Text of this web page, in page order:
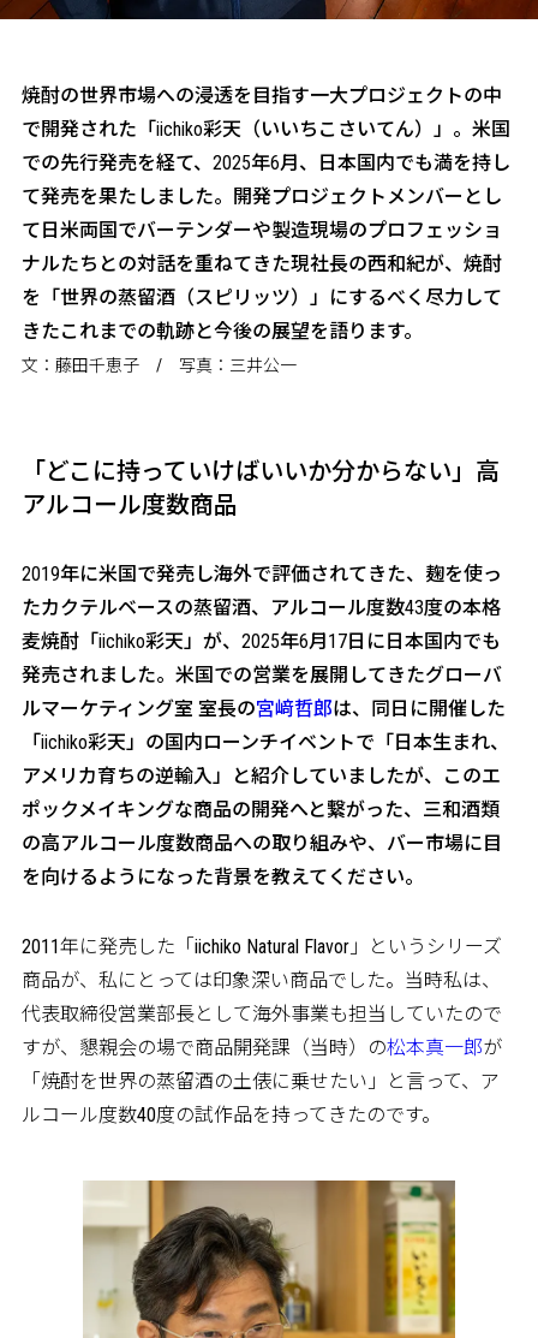
焼酎の世界市場への浸透を目指す一大プロジェクトの中
で開発された「iichiko彩天（いいちこさいてん）」。米国
での先行発売を経て、2025年6月、日本国内でも満を持し
て発売を果たしました。開発プロジェクトメンバーとし
て日米両国でバーテンダーや製造現場のプロフェッショ
ナルたちとの対話を重ねてきた現社長の西和紀が、焼酎
を「世界の蒸留酒（スピリッツ）」にするべく尽力して
きたこれまでの軌跡と今後の展望を語ります。
文：藤田千恵子 / 写真：三井公一
「どこに持っていけばいいか分からない」高
アルコール度数商品
――2019年に米国で発売し海外で評価されてきた、麹を使っ
たカクテルベースの蒸留酒、アルコール度数43度の本格
麦焼酎「iichiko彩天」が、2025年6月17日に日本国内でも
発売されました。米国での営業を展開してきたグローバ
ルマーケティング室 室長の宮﨑哲郎は、同日に開催した
「iichiko彩天」の国内ローンチイベントで「日本生まれ、
アメリカ育ちの逆輸入」と紹介していましたが、このエ
ポックメイキングな商品の開発へと繋がった、三和酒類
の高アルコール度数商品への取り組みや、バー市場に目
を向けるようになった背景を教えてください。
2011年に発売した「iichiko Natural Flavor」というシリーズ
商品が、私にとっては印象深い商品でした。当時私は、
代表取締役営業部長として海外事業も担当していたので
すが、懇親会の場で商品開発課（当時）の松本真一郎が
「焼酎を世界の蒸留酒の土俵に乗せたい」と言って、ア
ルコール度数40度の試作品を持ってきたのです。